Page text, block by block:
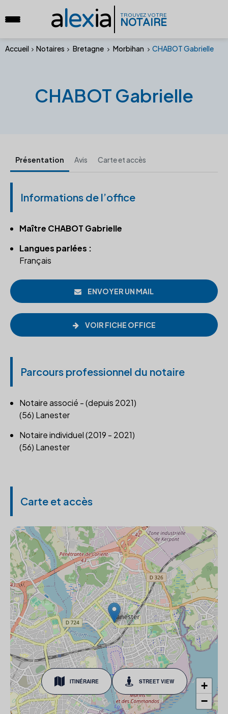
alexia TROUVEZ VOTRE
NOTAIRE
Accueil Notaires Bretagne Morbihan CHABOT Gabrielle
CHABOT Gabrielle
Présentation Avis Carte et accès
Informations de l’office
Maître CHABOT Gabrielle
Langues parlées :
Français
ENVOYER UN MAIL
VOIR FICHE OFFICE
Parcours professionnel du notaire
Notaire associé - (depuis 2021)
(56) Lanester
Notaire individuel (2019 - 2021)
(56) Lanester
Carte et accès
ITINÉRAIRE STREET VIEW
+
−